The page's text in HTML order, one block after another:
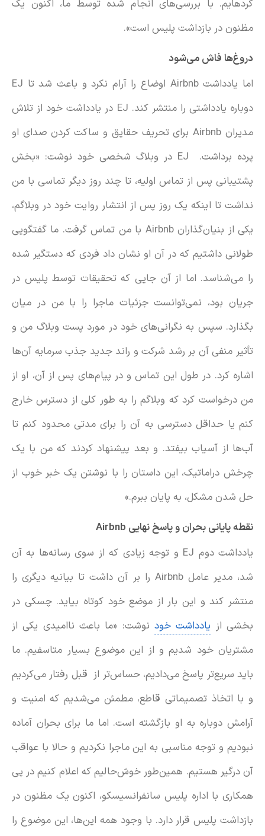
کرده‎ایم. با بررسی‌های انجام شده توسط ما، اکنون یک
مظنون در بازداشت پلیس است».
دروغ‌ها فاش می‌شود
اما یادداشت Airbnb اوضاع را آرام نکرد و باعث شد تا EJ
دوباره یادداشتی را منتشر کند. EJ در یادداشت خود از تلاش
مدیران Airbnb برای تحریف حقایق و ساکت‌ کردن صدای او
پرده برداشت. EJ در وبلاگ شخصی خود نوشت: «بخش
پشتیبانی پس از تماس اولیه، تا چند روز دیگر تماسی با من
نداشت تا اینکه یک روز پس از انتشار روایت خود در وبلاگم،
یکی از بنیان‌گذاران Airbnb با من تماس گرفت. ما گفتگویی
طولانی داشتیم که در آن او نشان داد فردی که دستگیر شده
را می‌شناسد. اما از آن جایی که تحقیقات توسط پلیس در
جریان بود، نمی‌توانست جزئیات ماجرا را با من در میان
بگذارد. سپس به نگرانی‌های خود در مورد پست وبلاگ من و
تأثیر منفی آن بر رشد شرکت و راند جدید جذب سرمایه آن‌ها
اشاره کرد. در طول این تماس و در پیام‌های پس از آن، او از
من درخواست کرد که وبلاگم را به طور کلی از دسترس خارج
کنم یا حداقل دسترسی به آن را برای مدتی محدود کنم تا
آب‌ها از آسیاب بیفتد. و بعد پیشنهاد کردند که من با یک
چرخش دراماتیک، این داستان را با نوشتن یک خبر خوب از
حل شدن مشکل، به پایان ببرم.»
نقطه پایانی بحران و پاسخ نهایی Airbnb
یادداشت دوم EJ و توجه زیادی که از سوی رسانه‌ها به آن
شد، مدیر عامل Airbnb را بر آن داشت تا بیانیه‌ دیگری را
منتشر کند و این بار از موضع خود کوتاه بیاید. چسکی در
بخشی از یادداشت خود نوشت: «ما باعث ناامیدی یکی از
مشتریان خود شدیم و از این موضوع بسیار متاسفیم. ما
باید سریع‌تر پاسخ می‌دادیم، حساس‌تر از قبل رفتار می‌کردیم
و با اتخاذ تصمیماتی قاطع، مطمئن می‌شدیم که امنیت و
آرامش دوباره به او بازگشته است. اما ما برای بحران آماده
نبودیم و توجه مناسبی به این ماجرا نکردیم و حالا با عواقب
آن درگیر هستیم. همین‌طور خوش‌حالیم که اعلام کنیم در پی
همکاری با اداره پلیس سانفرانسیسکو، اکنون یک مظنون در
بازداشت پلیس قرار دارد. با وجود همه این‌ها، این موضوع را